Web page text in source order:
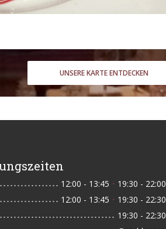
UNSERE KARTE ENTDECKEN
12:00 - 13:45 • 19:30 - 22:00
12:00 - 13:45 • 19:30 - 22:30
19:30 - 22:30